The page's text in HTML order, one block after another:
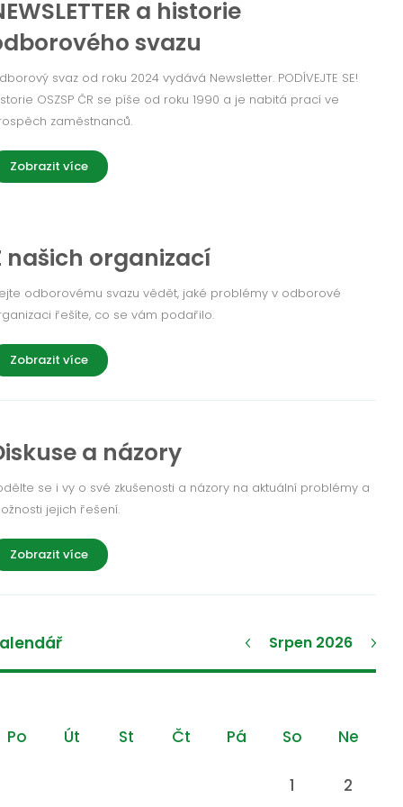
a historie
svazu
svaz od roku 2024 vydává Newsletter. PODÍVEJTE SE!
OSZSP ČR se píše od roku 1990 a je nabitá prací ve
zaměstnanců.
Zobrazit více
našich organizací
odborovému svazu vědět, jaké problémy v odborové
řešíte, co se vám podařilo.
Zobrazit více
a názory
se i vy o své zkušenosti a názory na aktuální problémy a
jejich řešení.
Zobrazit více
Srpen 2026
Po Út St Čt Pá So Ne
1 2